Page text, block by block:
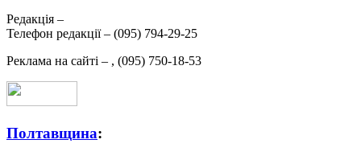
Редакція –
Телефон редакції – (095) 794-29-25
Реклама на сайті – , (095) 750-18-53
Полтавщина: